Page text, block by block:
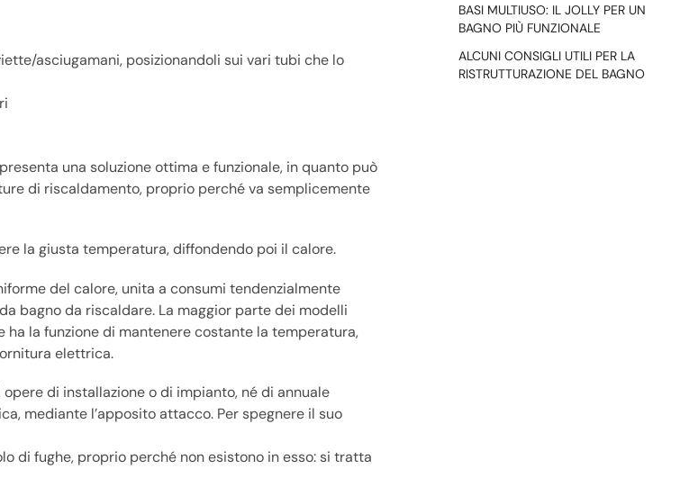
asciugamani, posizionandoli sui vari tubi che lo
una soluzione ottima e funzionale, in quanto può
di riscaldamento, proprio perché va semplicemente
la giusta temperatura, diffondendo poi il calore.
del calore, unita a consumi tendenzialmente
bagno da riscaldare. La maggior parte dei modelli
la funzione di mantenere costante la temperatura,
elettrica.
di installazione o di impianto, né di annuale
mediante l’apposito attacco. Per spegnere il suo
di fughe, proprio perché non esistono in esso: si tratta
BASI MULTIUSO: IL JOLLY PER UN
BAGNO PIÙ FUNZIONALE
ALCUNI CONSIGLI UTILI PER LA
RISTRUTTURAZIONE DEL BAGNO